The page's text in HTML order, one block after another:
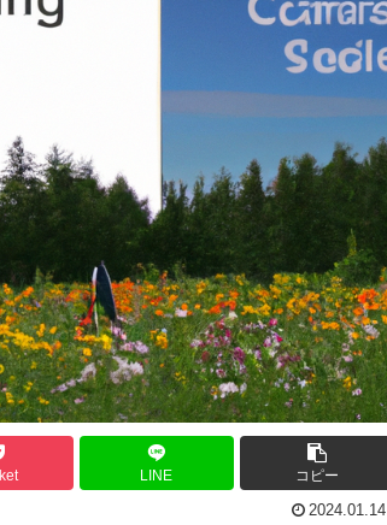
LINE コピー
2024.01.14